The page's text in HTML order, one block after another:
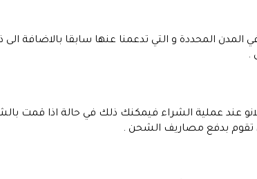
المدن المحددة و التي تدعمنا عنها سابقا بالاضافة
تقوم بدفع مصاريف الشحن .